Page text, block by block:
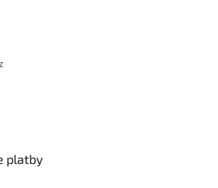
platby